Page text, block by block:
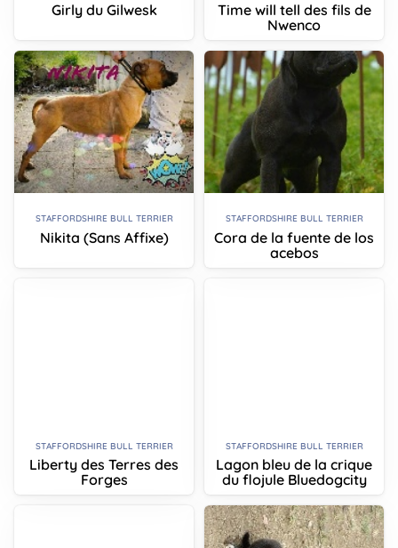
Girly du Gilwesk
Time will tell des fils de
Nwenco
STAFFORDSHIRE BULL TERRIER
Nikita (Sans Affixe)
STAFFORDSHIRE BULL TERRIER
Cora de la fuente de los
acebos
STAFFORDSHIRE BULL TERRIER
Liberty des Terres des
Forges
STAFFORDSHIRE BULL TERRIER
Lagon bleu de la crique
du flojule Bluedogcity